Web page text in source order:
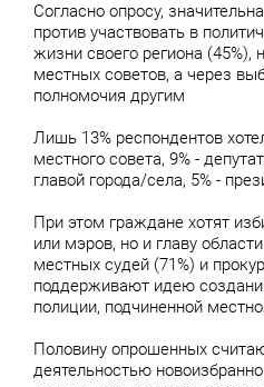
Согласно опросу,
против участвовать в
жизни своего региона (45%),
местных советов, а через
полномочия другим
Лишь 13% респондентов
местного совета, 9% -
главой города/села, 5% -
При этом граждане хотят
или мэров, но и главу
местных судей (71%) и
поддерживают идею
полиции, подчиненной
Половину опрошенных
деятельностью